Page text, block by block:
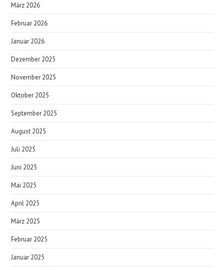
März 2026
Februar 2026
Januar 2026
Dezember 2025
November 2025
Oktober 2025
September 2025
August 2025
Juli 2025
Juni 2025
Mai 2025
April 2025
März 2025
Februar 2025
Januar 2025